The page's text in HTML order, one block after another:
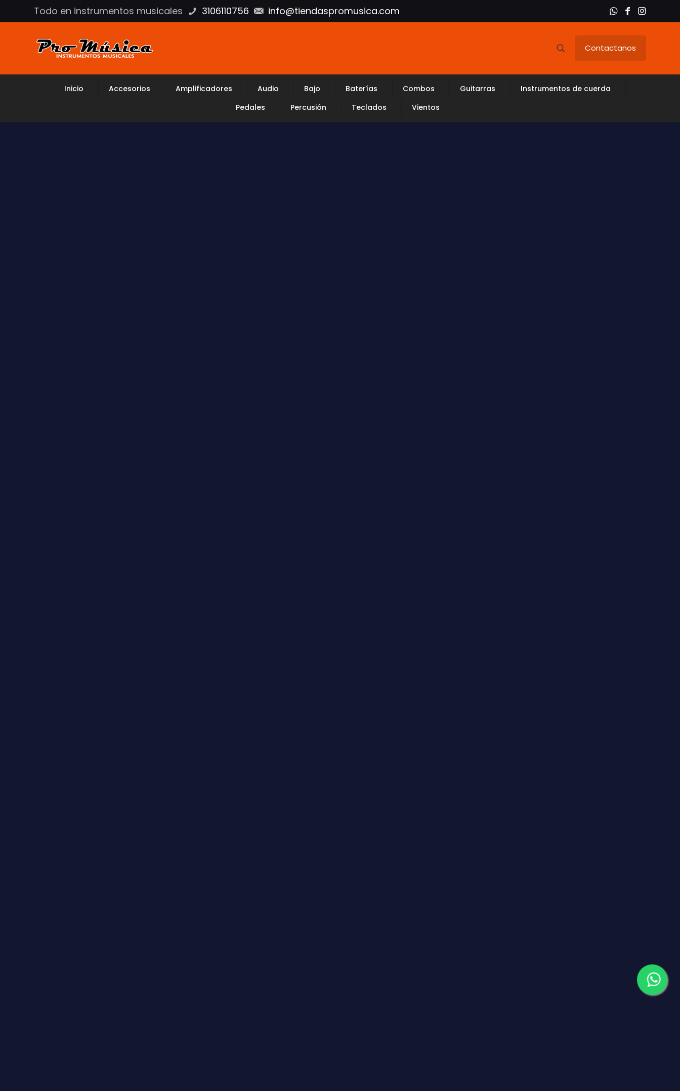
Todo en instrumentos musicales 3106110756 info@tiendaspromusica.com
Contactanos
Inicio Accesorios Amplificadores Audio Bajo Baterías Combos Guitarras
Instrumentos de cuerda
Pedales
Percusión Teclados Vientos